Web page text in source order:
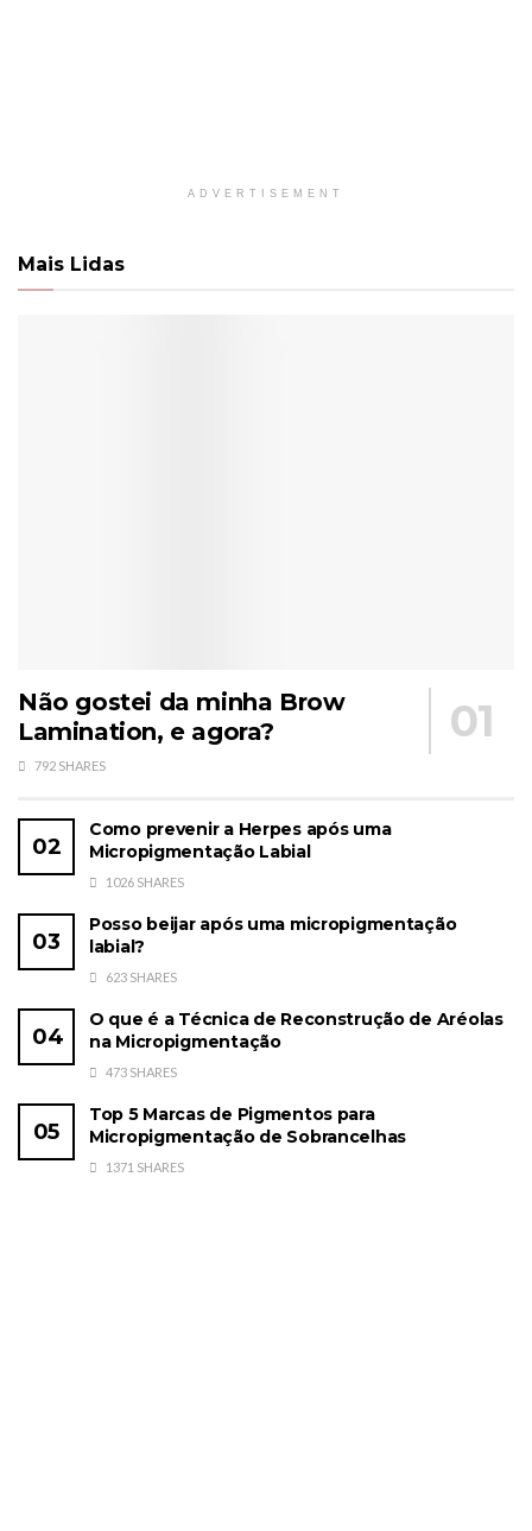
ADVERTISEMENT
Mais Lidas
Não gostei da minha Brow
Lamination, e agora?
792 SHARES
Como prevenir a Herpes após uma
Micropigmentação Labial
1026 SHARES
Posso beijar após uma micropigmentação
labial?
623 SHARES
O que é a Técnica de Reconstrução de Aréolas
na Micropigmentação
473 SHARES
Top 5 Marcas de Pigmentos para
Micropigmentação de Sobrancelhas
1371 SHARES